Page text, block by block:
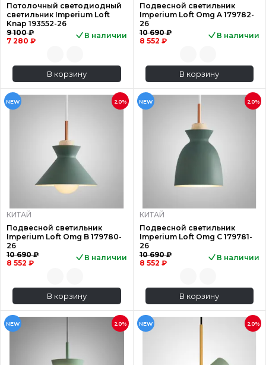
Потолочный светодиодный
светильник Imperium Loft
Knap 193552-26
9 100 ₽
7 280 ₽
В наличии
В корзину
Подвесной светильник
Imperium Loft Omg A 179782-
26
10 690 ₽
8 552 ₽
В наличии
В корзину
NEW 20%
КИТАЙ
Подвесной светильник
Imperium Loft Omg B 179780-
26
10 690 ₽
8 552 ₽
В наличии
В корзину
NEW 20%
КИТАЙ
Подвесной светильник
Imperium Loft Omg C 179781-
26
10 690 ₽
8 552 ₽
В наличии
В корзину
NEW 20% NEW 20%